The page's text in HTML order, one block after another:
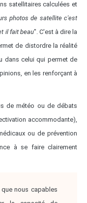
satellitaires calculées et
photos de satellite c'est
il fait beau". C'est à dire la
de distordre la réalité
dans celui qui permet de
en les renforçant à
de météo ou de débats
accommodante),
ou de prévention
à se faire clairement
nous capables